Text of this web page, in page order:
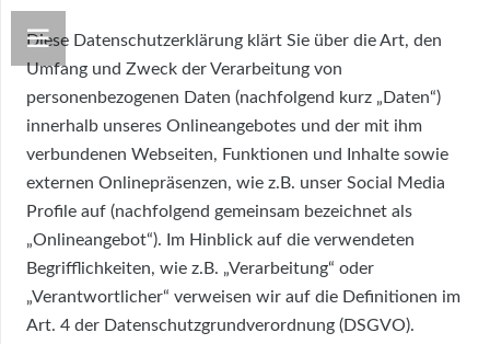
Diese Datenschutzerklärung klärt Sie über die Art, den
Umfang und Zweck der Verarbeitung von
personenbezogenen Daten (nachfolgend kurz „Daten“)
innerhalb unseres Onlineangebotes und der mit ihm
verbundenen Webseiten, Funktionen und Inhalte sowie
externen Onlinepräsenzen, wie z.B. unser Social Media
Profile auf (nachfolgend gemeinsam bezeichnet als
„Onlineangebot“). Im Hinblick auf die verwendeten
Begrifflichkeiten, wie z.B. „Verarbeitung“ oder
„Verantwortlicher“ verweisen wir auf die Definitionen im
Art. 4 der Datenschutzgrundverordnung (DSGVO).